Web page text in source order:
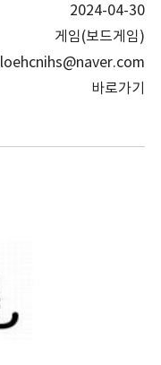
2024-04-30
게임(보드게임)
loehcnihs@naver.com
바로가기